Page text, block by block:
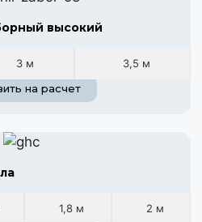
высокий
3 м
3,5 м
на расчет
1,8 м
2 м